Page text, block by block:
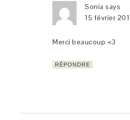
Sonia says
15 février
Merci beaucoup <3
RÉPONDRE